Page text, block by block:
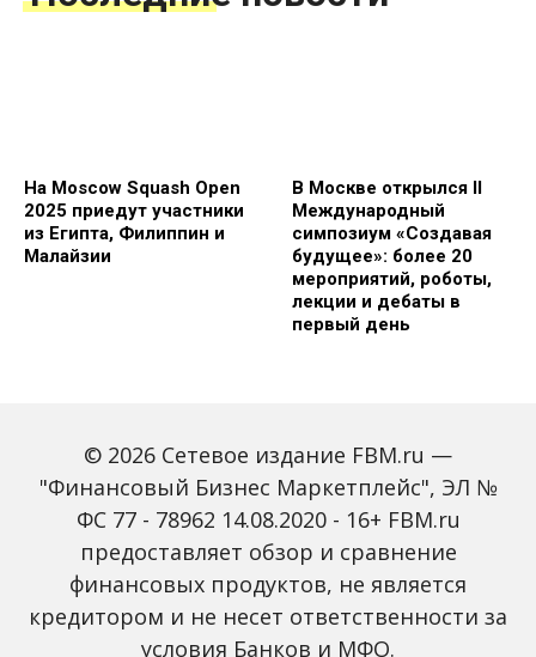
На Moscow Squash Open
2025 приедут участники
из Египта, Филиппин и
Малайзии
В Москве открылся II
Международный
симпозиум «Создавая
будущее»: более 20
мероприятий, роботы,
лекции и дебаты в
первый день
Зарплаты вырастут,
банки включат защиту
от мошенников: какие
новые законы ждут
россиян с октября
Россиян предупредили
мошенников на фоне
снижения ключевой
ставки
© 2026 Сетевое издание FBM.ru —
"Финансовый Бизнес Маркетплейс", ЭЛ №
ФС 77 - 78962 14.08.2020 - 16+ FBM.ru
предоставляет обзор и сравнение
финансовых продуктов, не является
кредитором и не несет ответственности за
условия Банков и МФО.